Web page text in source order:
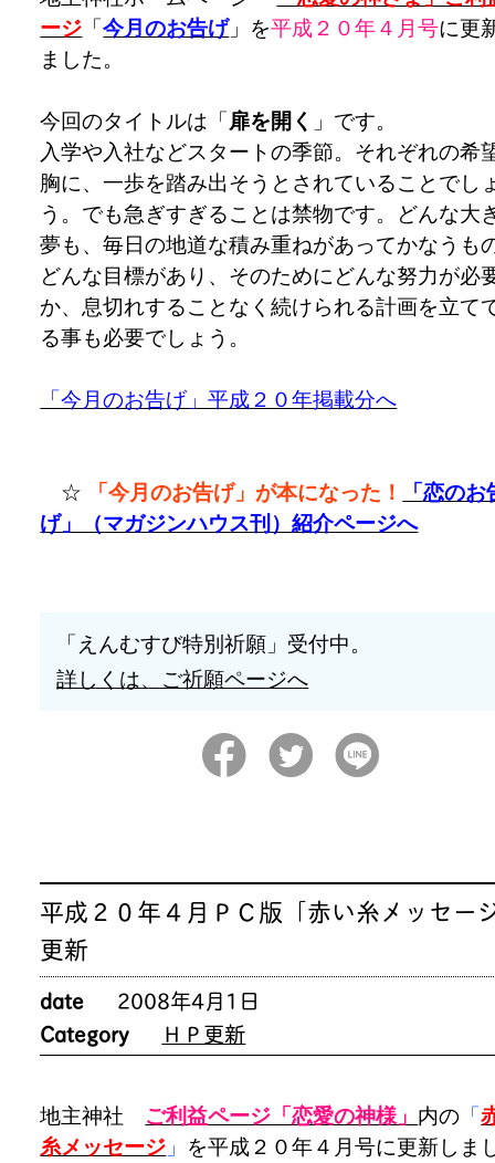
ージ 「今月のお告げ」を平成２０年４ 月号に更
ました。
今回のタイトルは「扉を開く 」です。
入学や入社などスタートの季節。それぞれの希
胸に、一歩を踏み出そうとされていることでし
う。でも急ぎすぎることは禁物です。どんな大
夢も、毎日の地道な積み重ねがあってかなうも
どんな目標があり、そのためにどんな努力が必
か、息切れすることなく続けられる計画を立て
る事も必要でしょう。
「今月のお告げ」平成２０年掲載分へ
☆ 「今月のお告げ」が本になった！
「恋のお
げ」（マガジンハウス刊）紹介ページへ
「えんむすび特別祈願」受付中。
詳しくは、ご祈願ページへ
平成２０年４月ＰＣ版「赤い糸メッセー
更新
date
2008年4月1日
Category
ＨＰ更新
地主神社 ご利益ページ「恋愛の神様」 内の 「
糸メッセージ 」 を平成２０年４月号に更新しま